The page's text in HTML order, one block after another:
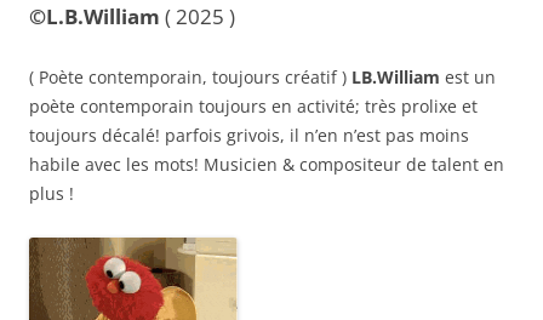
©L.B.William ( 2025 )
( Poète contemporain, toujours créatif ) LB.William est un
poète contemporain toujours en activité; très prolixe et
toujours décalé! parfois grivois, il n’en n’est pas moins
habile avec les mots! Musicien & compositeur de talent en
plus !